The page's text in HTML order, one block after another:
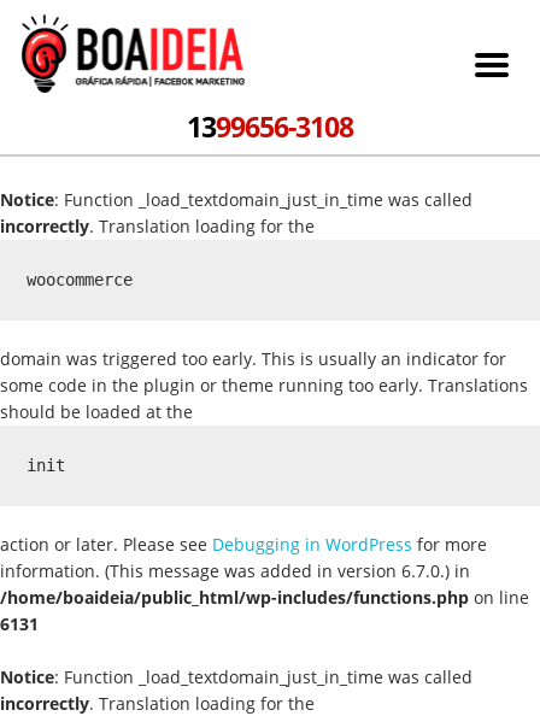
Notice: Function _load_textdomain_just_in_time was called
incorrectly. Translation loading for the
woocommerce
domain was triggered too early. This is usually an indicator for
some code in the plugin or theme running too early. Translations
should be loaded at the
init
action or later. Please see Debugging in WordPress for more
information. (This message was added in version 6.7.0.) in
/home/boaideia/public_html/wp-includes/functions.php on line
6131
Notice: Function _load_textdomain_just_in_time was called
incorrectly. Translation loading for the
1399656-3108